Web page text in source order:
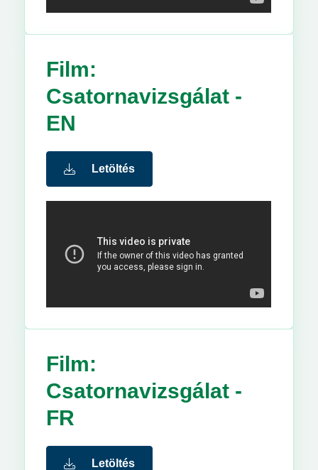
Film:
Csatornavizsgálat -
EN
Letöltés
Film:
Csatornavizsgálat -
FR
Letöltés